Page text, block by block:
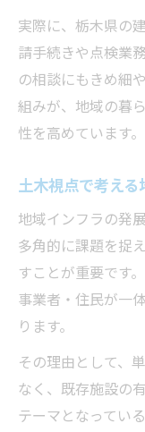
実際に、栃木県の
請手続きや点検業
の相談にもきめ細
組みが、地域の暮
性を高めています。
土木視点で考え
地域インフラの発
多角的に課題を捉
すことが重要です
事業者・住民が一
ります。
その理由として、
なく、既存施設の
テーマとなってい